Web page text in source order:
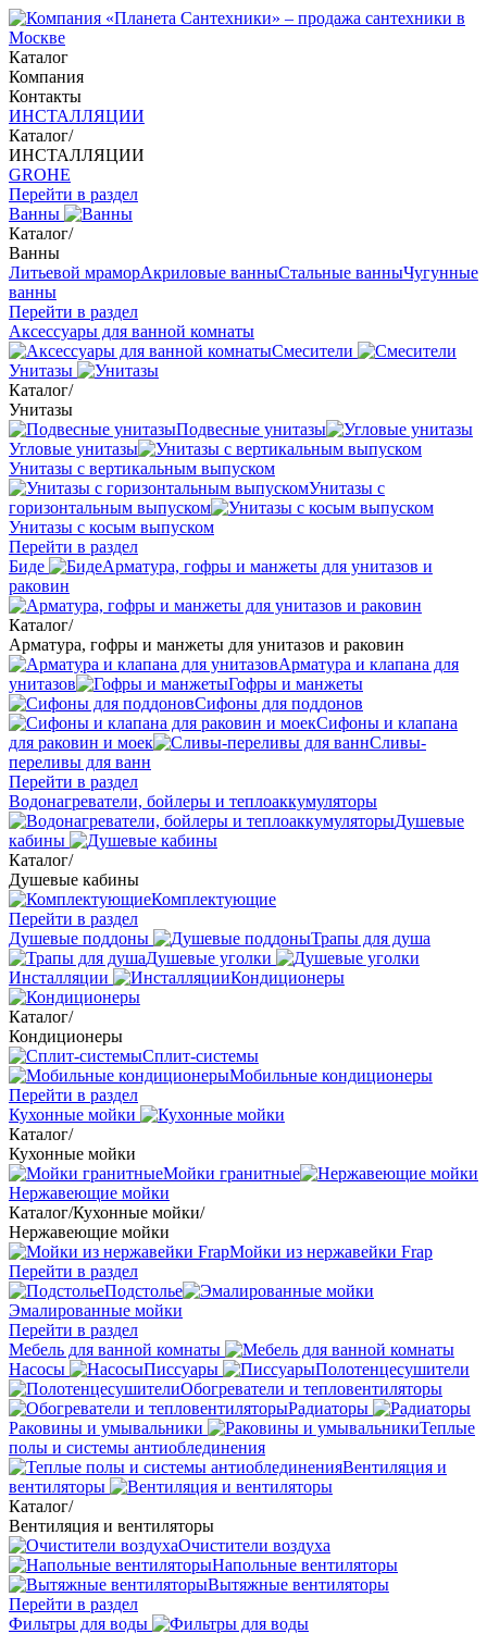
Каталог
Компания
Контакты
ИНСТАЛЛЯЦИИ
Каталог/
ИНСТАЛЛЯЦИИ
GROHE
Перейти в раздел
Ванны
Каталог/
Ванны
Литьевой мраморАкриловые ванныСтальные ванныЧугунные
ванны
Перейти в раздел
Аксессуары для ванной комнаты
Смесители
Унитазы
Каталог/
Унитазы
Подвесные унитазы
Угловые унитазы
Унитазы с вертикальным выпуском
Унитазы с
горизонтальным выпуском
Унитазы с косым выпуском
Перейти в раздел
Биде
Арматура, гофры и манжеты для унитазов и
раковин
Каталог/
Арматура, гофры и манжеты для унитазов и раковин
Арматура и клапана для
унитазов
Гофры и манжеты
Сифоны для поддонов
Сифоны и клапана
для раковин и моек
Сливы-
переливы для ванн
Перейти в раздел
Водонагреватели, бойлеры и теплоаккумуляторы
Душевые
кабины
Каталог/
Душевые кабины
Комплектующие
Перейти в раздел
Душевые поддоны
Трапы для душа
Душевые уголки
Инсталляции
Кондиционеры
Каталог/
Кондиционеры
Сплит-системы
Мобильные кондиционеры
Перейти в раздел
Кухонные мойки
Каталог/
Кухонные мойки
Мойки гранитные
Нержавеющие мойки
Каталог/Кухонные мойки/
Нержавеющие мойки
Мойки из нержавейки Frap
Перейти в раздел
Подстолье
Эмалированные мойки
Перейти в раздел
Мебель для ванной комнаты
Насосы
Писсуары
Полотенцесушители
Обогреватели и тепловентиляторы
Радиаторы
Раковины и умывальники
Теплые
полы и системы антиоблединения
Вентиляция и
вентиляторы
Каталог/
Вентиляция и вентиляторы
Очистители воздуха
Напольные вентиляторы
Вытяжные вентиляторы
Перейти в раздел
Фильтры для воды